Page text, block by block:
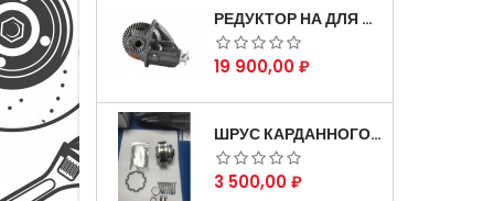
РЕДУКТОР НА ДЛЯ АВТОМОБИЛЯ ГАЗЕЛЬ СКОРОСТНОЙ 12Х43 ЗУБ
Цена
19 900,00 ₽
ШРУС КАРДАННОГО ВАЛА СОБОЛЬ ДЛЯ АВТОМОБИЛЯ ГАЗЕЛЬ 4Х4
Цена
3 500,00 ₽